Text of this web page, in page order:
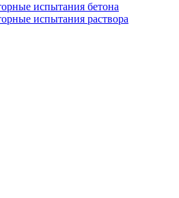
испытания бетона
испытания раствора